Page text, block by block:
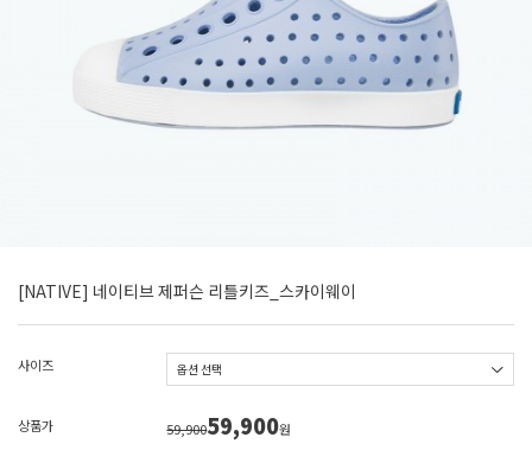
[NATIVE] 네이티브 제퍼슨 리틀키즈_스카이웨이
사이즈
상품가 59,90059,900원